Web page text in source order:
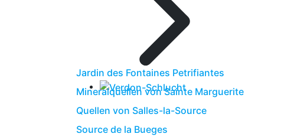
Jardin des Fontaines Petrifiantes
Mineralquellen von Sainte Marguerite
Quellen von Salles-la-Source
Source de la Bueges